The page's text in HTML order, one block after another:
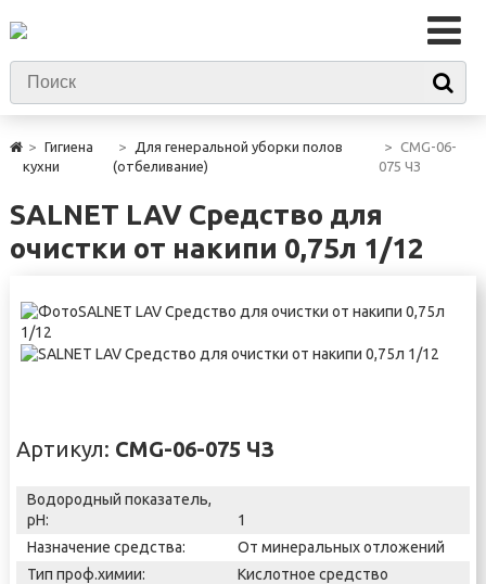
Гигиена
кухни
Для генеральной уборки полов
(отбеливание)
CMG-06-
075 ЧЗ
SALNET LAV Средство для
очистки от накипи 0,75л 1/12
Артикул: CMG-06-075 ЧЗ
Водородный показатель,
pH:
1
Назначение средства:
От минеральных отложений
Тип проф.химии:
Кислотное средство